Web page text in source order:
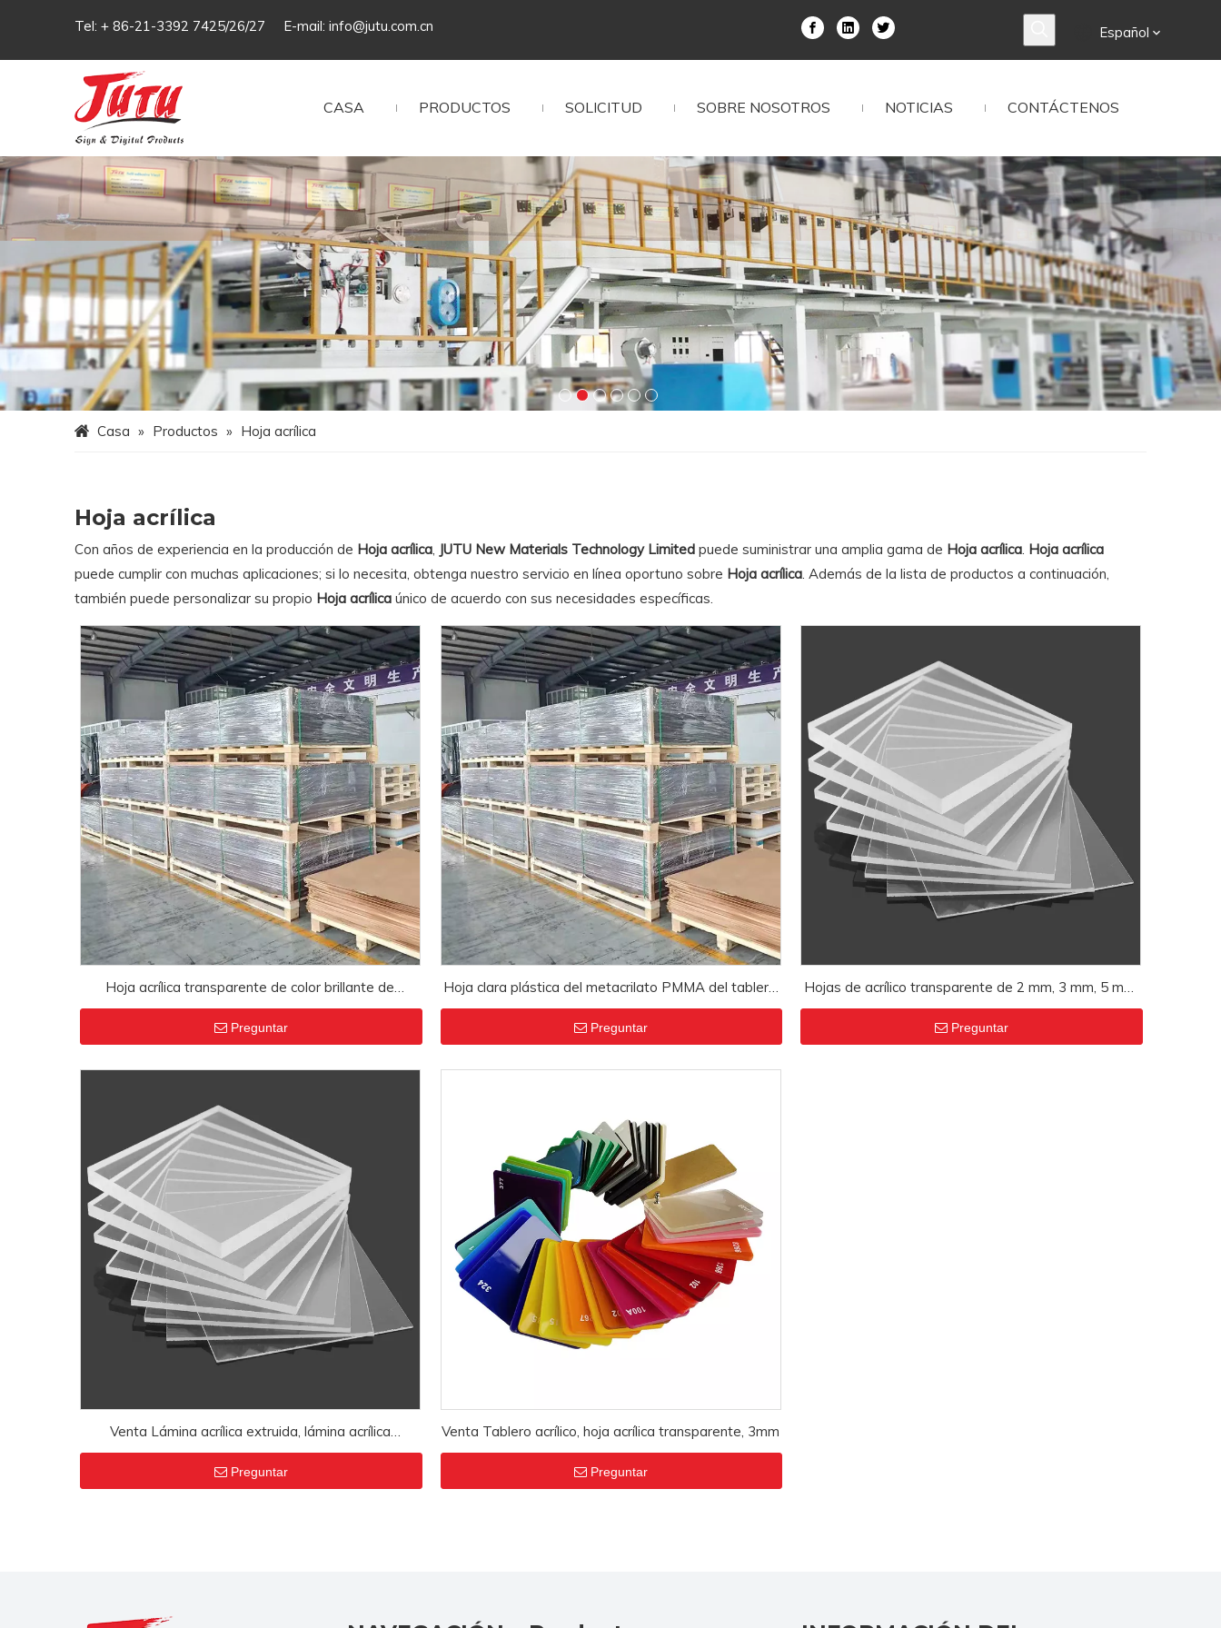
Tel: + 86-21-3392 7425/26/27 E-mail: info@jutu.com.cn Español
CASA PRODUCTOS SOLICITUD SOBRE NOSOTROS NOTICIAS CONTÁCTENOS
Casa » Productos » Hoja acrílica
Hoja acrílica
Con años de experiencia en la producción de Hoja acrílica, JUTU New Materials Technology Limited puede suministrar una amplia gama de Hoja acrílica. Hoja acrílica
puede cumplir con muchas aplicaciones; si lo necesita, obtenga nuestro servicio en línea oportuno sobre Hoja acrílica. Además de la lista de productos a continuación,
también puede personalizar su propio Hoja acrílica único de acuerdo con sus necesidades específicas.
Hoja acrílica transparente de color brillante de
plástico PMMA, transparente, de gran tamaño, venta
al por mayor de fábrica, 3mm, 5mm, 8mm
Preguntar
Hoja clara plástica del metacrilato PMMA del tablero
de acrílico del color de encargo transparente de 2m m
3m m 5m m
Preguntar
Hojas de acrílico transparente de 2 mm, 3 mm, 5 mm,
6 mm y 8 mm, hojas de cristal PMMA cortadas a
medida
Preguntar
Venta Lámina acrílica extruida, lámina acrílica
translúcida
Preguntar
Venta Tablero acrílico, hoja acrílica transparente, 3mm
Preguntar